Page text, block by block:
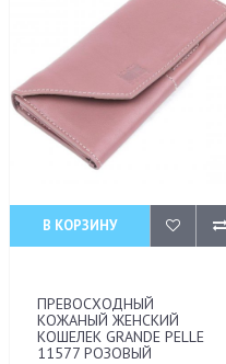
В КОРЗИНУ
ПРЕВОСХОДНЫЙ
КОЖАНЫЙ ЖЕНСКИЙ
КОШЕЛЕК GRANDE PELLE
11577 РОЗОВЫЙ